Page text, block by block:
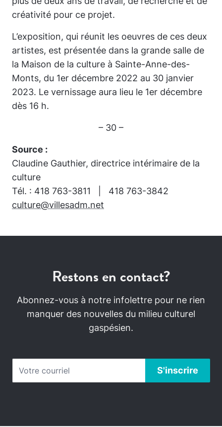
créativité pour ce projet.
L’exposition, qui réunit les oeuvres de ces deux
artistes, est présentée dans la grande salle de
la Maison de la culture à Sainte-Anne-des-
Monts, du 1er décembre 2022 au 30 janvier
2023. Le vernissage aura lieu le 1er décembre
dès 16 h.
– 30 –
Source :
Claudine Gauthier, directrice intérimaire de la
culture
Tél. : 418 763-3811 | 418 763-3842
culture@villesadm.net
Restons en contact?
Abonnez-vous à notre infolettre pour ne rien
manquer des nouvelles du milieu culturel
gaspésien.